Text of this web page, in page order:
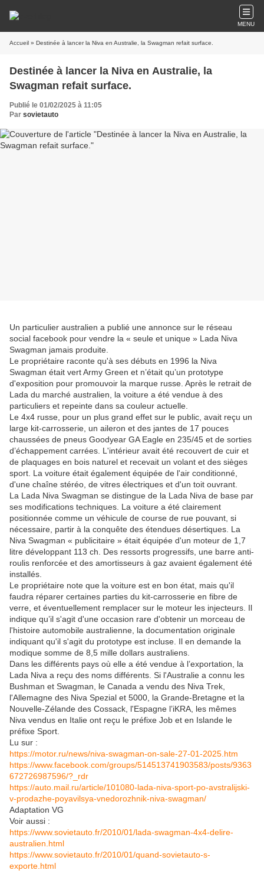
MENU
Accueil » Destinée à lancer la Niva en Australie, la Swagman refait surface.
Destinée à lancer la Niva en Australie, la
Swagman refait surface.
Publié le 01/02/2025 à 11:05
Par sovietauto
Un particulier australien a publié une annonce sur le réseau
social facebook pour vendre la « seule et unique » Lada Niva
Swagman jamais produite.
Le propriétaire raconte qu'à ses débuts en 1996 la Niva
Swagman était vert Army Green et n’était qu’un prototype
d'exposition pour promouvoir la marque russe. Après le retrait de
Lada du marché australien, la voiture a été vendue à des
particuliers et repeinte dans sa couleur actuelle.
Le 4x4 russe, pour un plus grand effet sur le public, avait reçu un
large kit-carrosserie, un aileron et des jantes de 17 pouces
chaussées de pneus Goodyear GA Eagle en 235/45 et de sorties
d’échappement carrées. L'intérieur avait été recouvert de cuir et
de plaquages en bois naturel et recevait un volant et des sièges
sport. La voiture était également équipée de l'air conditionné,
d'une chaîne stéréo, de vitres électriques et d'un toit ouvrant.
La Lada Niva Swagman se distingue de la Lada Niva de base par
ses modifications techniques. La voiture a été clairement
positionnée comme un véhicule de course de rue pouvant, si
nécessaire, partir à la conquête des étendues désertiques. La
Niva Swagman « publicitaire » était équipée d'un moteur de 1,7
litre développant 113 ch. Des ressorts progressifs, une barre anti-
roulis renforcée et des amortisseurs à gaz avaient également été
installés.
Le propriétaire note que la voiture est en bon état, mais qu'il
faudra réparer certaines parties du kit-carrosserie en fibre de
verre, et éventuellement remplacer sur le moteur les injecteurs. Il
indique qu’il s'agit d'une occasion rare d'obtenir un morceau de
l'histoire automobile australienne, la documentation originale
indiquant qu'il s'agit du prototype est incluse. Il en demande la
modique somme de 8,5 mille dollars australiens.
Dans les différents pays où elle a été vendue à l’exportation, la
Lada Niva a reçu des noms différents. Si l'Australie a connu les
Bushman et Swagman, le Canada a vendu des Niva Trek,
l'Allemagne des Niva Spezial et 5000, la Grande-Bretagne et la
Nouvelle-Zélande des Cossack, l'Espagne l’iKRA, les mêmes
Niva vendus en Italie ont reçu le préfixe Job et en Islande le
préfixe Sport.
Lu sur :
https://motor.ru/news/niva-swagman-on-sale-27-01-2025.htm
https://www.facebook.com/groups/514513741903583/posts/9363
672726987596/?_rdr
https://auto.mail.ru/article/101080-lada-niva-sport-po-avstralijski-
v-prodazhe-poyavilsya-vnedorozhnik-niva-swagman/
Adaptation VG
Voir aussi :
https://www.sovietauto.fr/2010/01/lada-swagman-4x4-delire-
australien.html
https://www.sovietauto.fr/2010/01/quand-sovietauto-s-
exporte.html